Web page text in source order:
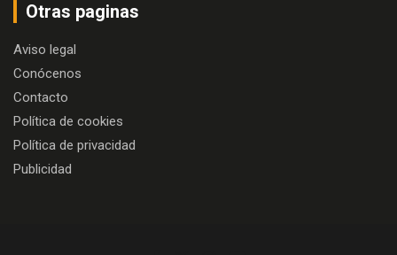
Otras paginas
Aviso legal
Conócenos
Contacto
Política de cookies
Política de privacidad
Publicidad